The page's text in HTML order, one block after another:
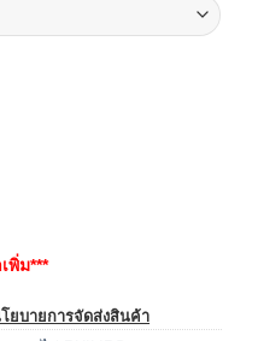
พิ่ม***
ยบายการจัดส่งสินค้า